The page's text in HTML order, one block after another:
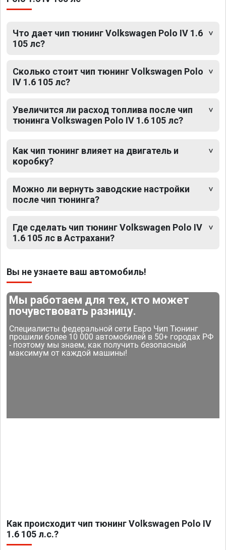
Что дает чип тюнинг Volkswagen Polo IV 1.6
105 лс?
Сколько стоит чип тюнинг Volkswagen Polo
IV 1.6 105 лс?
Увеличится ли расход топлива после чип
тюнинга Volkswagen Polo IV 1.6 105 лс?
Как чип тюнинг влияет на двигатель и
коробку?
Можно ли вернуть заводские настройки
после чип тюнинга?
Где сделать чип тюнинг Volkswagen Polo IV
1.6 105 лс в Астрахани?
Вы не узнаете ваш автомобиль!
Мы работаем для тех, кто может
почувствовать разницу.
Специалисты федеральной сети Евро Чип Тюнинг
прошили более 10 000 автомобилей в 50+ городах РФ
- поэтому мы знаем, как получить безопасный
максимум от каждой машины!
Как происходит чип тюнинг Volkswagen Polo IV
1.6 105 л.с.?